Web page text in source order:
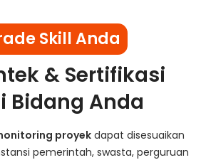
Skill Anda
& Sertifikasi
Bidang Anda
proyek dapat disesuaikan
pemerintah, swasta, perguruan